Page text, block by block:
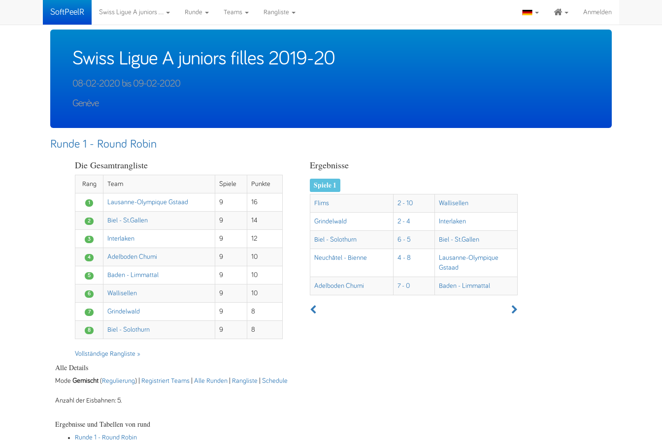
SoftPeelR Swiss Ligue A juniors ... Runde Teams Rangliste Anmelden
Swiss Ligue A juniors filles 2019-20
08-02-2020 bis 09-02-2020
Genève
Runde 1 - Round Robin
Die Gesamtrangliste
Rang Team Spiele Punkte
1 Lausanne-Olympique Gstaad 9 16
2 Biel - St.Gallen 9 14
3 Interlaken 9 12
4 Adelboden Chumi 9 10
5 Baden - Limmattal 9 10
6 Wallisellen 9 10
7 Grindelwald 9 8
8 Biel - Solothurn 9 8
Vollständige Rangliste »
Ergebnisse
Spiele 1
Flims 2 - 10 Wallisellen
Grindelwald 2 - 4 Interlaken
Biel - Solothurn 6 - 5 Biel - St.Gallen
Neuchâtel - Bienne 4 - 8
Lausanne-Olympique
Gstaad
Adelboden Chumi 7 - 0 Baden - Limmattal
Alle Details
Mode Gemischt (Regulierung) | Registriert Teams Alle Runden Rangliste Schedule
Anzahl der Eisbahnen: 5.
Ergebnisse und Tabellen von rund
Runde 1 - Round Robin